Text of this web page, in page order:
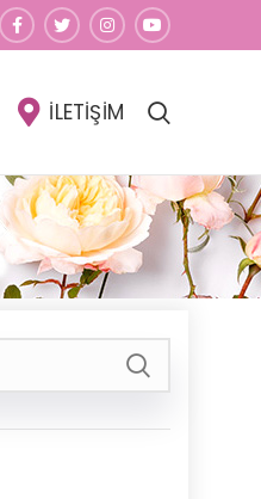
İLETİŞİM